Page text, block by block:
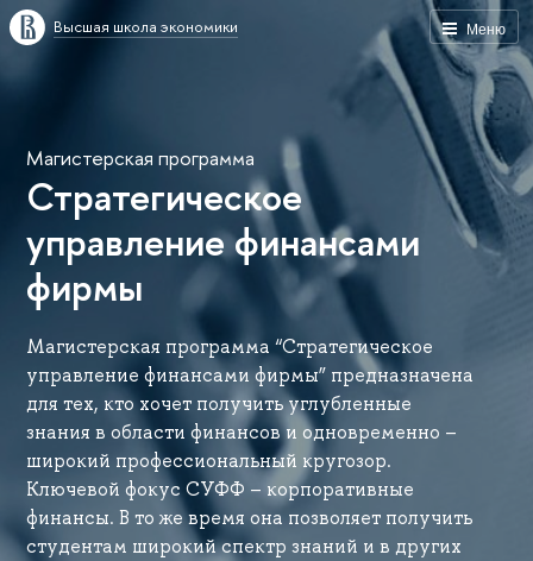
Меню
Высшая школа экономики
Магистерская программа
Стратегическое
управление финансами
фирмы
Магистерская программа “Стратегическое
управление финансами фирмы” предназначена
для тех, кто хочет получить углубленные
знания в области финансов и одновременно –
широкий профессиональный кругозор.
Ключевой фокус СУФФ – корпоративные
финансы. В то же время она позволяет получить
студентам широкий спектр знаний и в других